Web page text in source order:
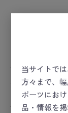
当サイトで
方々まで、
ポーツにお
品・情報を掲
サマリタン
お届け目安：